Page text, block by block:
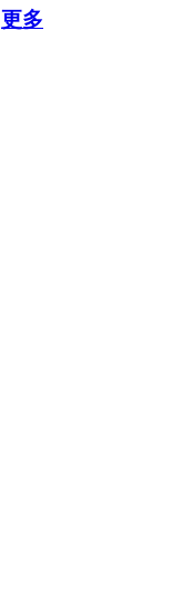
更多